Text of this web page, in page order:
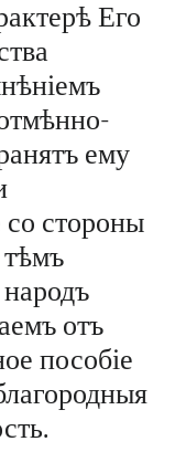
Его
ему
со стороны
тѣмъ
отъ
пособіе